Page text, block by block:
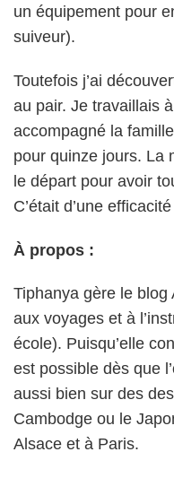
un équipement pour
suiveur).
Toutefois j’ai
au pair. Je travaillais
accompagné la
pour quinze jours. La
le départ pour avoir
C’était d’une
À propos :
Tiphanya gère le
aux voyages et à
école). Puisqu’elle
est possible dès que
aussi bien sur des
Cambodge ou le
Alsace et à Paris.